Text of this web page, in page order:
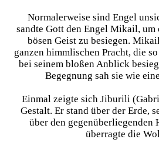
Normalerweise sind Engel
sandte Gott den Engel Mikail, um
bösen Geist zu besiegen.
ganzen himmlischen Pracht, die
bei seinem bloßen Anblick
Begegnung sah sie wie
Einmal zeigte sich Jiburili
Gestalt. Er stand über der Erde,
über den gegenüberliegenden
überragte die